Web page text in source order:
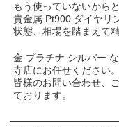
もう使っていないから
貴金属 Pt900 ダイヤリ
状態、相場を踏まえて
金 プラチナ シルバー
寺店にお任せください。
皆様のお問い合わせ、
ております。